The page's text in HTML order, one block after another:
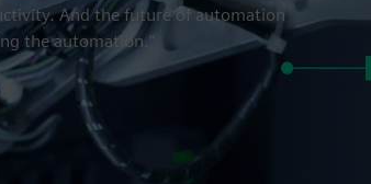
And the future of automation
the automation.”